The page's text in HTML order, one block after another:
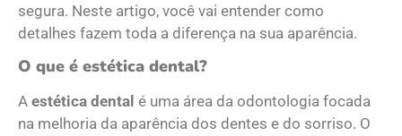
segura. Neste artigo, você vai entender como
detalhes fazem toda a diferença na sua aparência.
O que é estética dental?
A estética dental é uma área da odontologia focada
na melhoria da aparência dos dentes e do sorriso. O